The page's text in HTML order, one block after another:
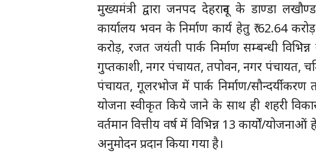
मुख्यमंत्री द्वारा जनपद देहरादून के डाण्डा
कार्यालय भवन के निर्माण कार्य हेतु ₹ 62.64
करोड़, रजत जयंती पार्क निर्माण सम्बन्धी
गुप्तकाशी, नगर पंचायत, तपोवन, नगर पंचायत,
पंचायत, गूलरभोज में पार्क निर्माण/
योजना स्वीकृत किये जाने के साथ ही शहरी
वर्तमान वित्तीय वर्ष में विभिन्न 13 कार्यों/
अनुमोदन प्रदान किया गया है।